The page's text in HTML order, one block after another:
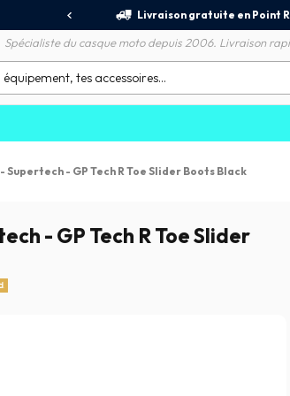
Livraison gratuite en Point
Spécialiste du casque moto depuis 2006. Livraison
Supertech - GP Tech R Toe Slider Boots Black
- GP Tech R Toe Slider